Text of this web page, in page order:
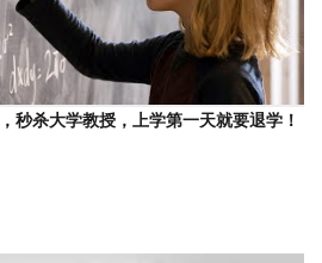
秒杀大学教授，上学第一天就要退学！